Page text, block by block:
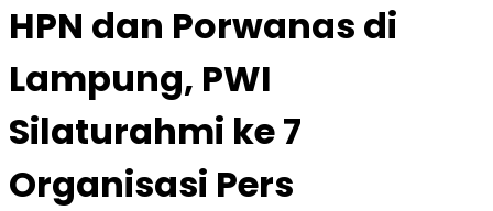
HPN dan Porwanas di
Lampung, PWI
Silaturahmi ke 7
Organisasi Pers